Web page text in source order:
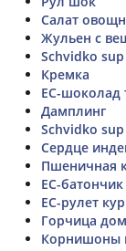
Салат
Жульен с
Schvidko
Кремка
ЕС-шоколад
Дамплинг
Schvidko
Сердце
Пшеничная
ЕС-
ЕС-рулет
Горчица
Корнишоны